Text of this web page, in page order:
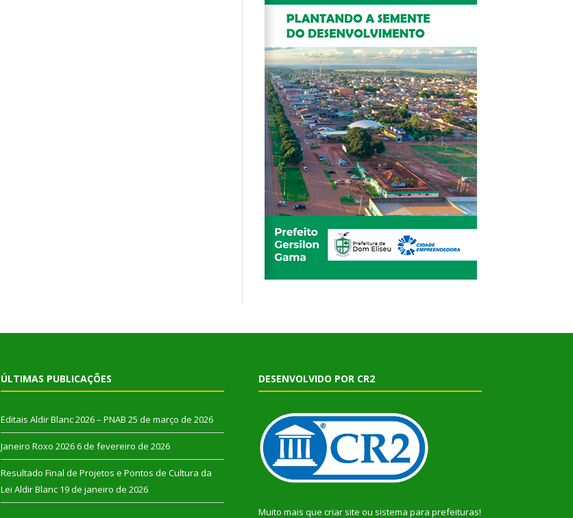
ÚLTIMAS PUBLICAÇÕES
Editais Aldir Blanc 2026 – PNAB 25 de março de 2026
Janeiro Roxo 2026 6 de fevereiro de 2026
Resultado Final de Projetos e Pontos de Cultura da
Lei Aldir Blanc 19 de janeiro de 2026
DESENVOLVIDO POR CR2
Muito mais que criar site ou sistema para prefeituras!